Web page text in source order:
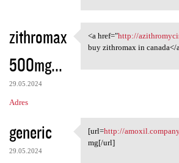
zithromax
500mg...
29.05.2024
Adres
<a href="http:/
<a href="http://
buy zithromax in canada</
generic
29.05.2024
[url=http://
[url=http://
mg[/url]